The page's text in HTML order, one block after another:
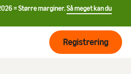
= Større marginer.Så meget kan du
Registrering
Salg af bøger